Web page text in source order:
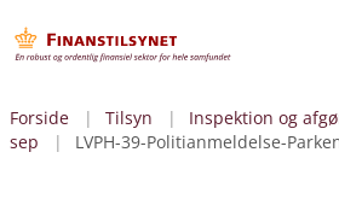
Forside Tilsyn Inspektion og
sep
LVPH-39-Politianmeldelse-